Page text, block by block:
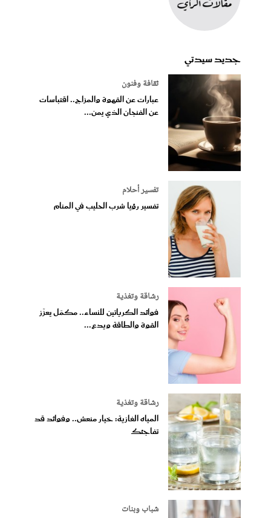
جديد سيدتي
ثقافة وفنون
عبارات عن القهوة والمزاج.. اقتباسات
عن الفنجان الذي يمن...
تفسير أحلام
تفسير رؤيا شرب الحليب في المنام
رشاقة وتغذية
فوائد الكرياتين للنساء.. مكمّل يعزّز
القوة والطاقة ويدع...
رشاقة وتغذية
المياه الغازية: خيار منعش.. وفوائد قد
تفاجئك
شباب وبنات